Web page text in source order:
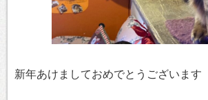
新年あけましておめでとうございます